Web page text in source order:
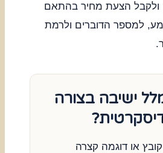
ולקבל הצעת מחיר בהתאם
למספר הדוברים ולרמת
ישיבה בצורה
או דוגמה קצרה